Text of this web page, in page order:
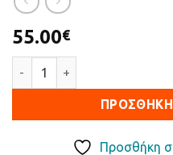
55.00€
Προσθήκη